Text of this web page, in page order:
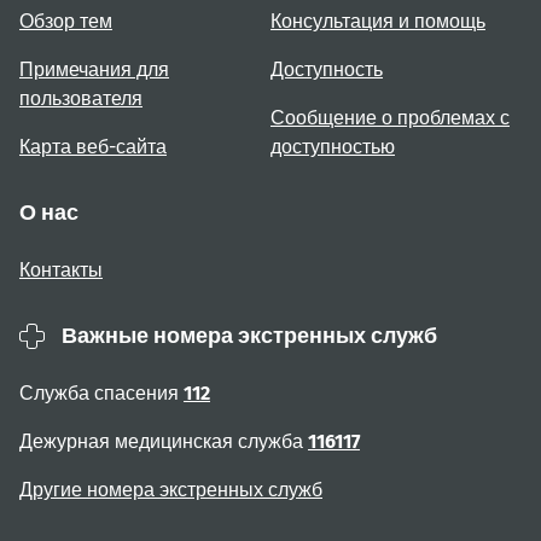
Обзор тем
Примечания для
пользователя
Карта веб-сайта
Консультация и помощь
Доступность
Сообщение о проблемах с
доступностью
О нас
Контакты
Важные номера экстренных служб
Служба спасения 112
Дежурная медицинская служба 116117
Другие номера экстренных служб